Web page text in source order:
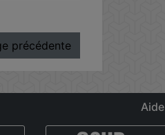
précédente
Aide